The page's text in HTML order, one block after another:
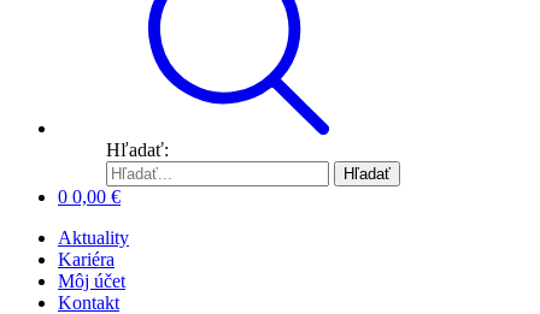
Hľadať:
Hľadať
0 0,00 €
Aktuality
Kariéra
Môj účet
Kontakt